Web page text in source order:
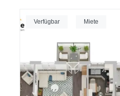
Verfügbar Miete